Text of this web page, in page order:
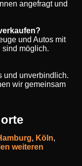
angefragt und
und Autos mit
sind möglich.
und unverbindlich.
wir gemeinsam
, Köln,
weiteren